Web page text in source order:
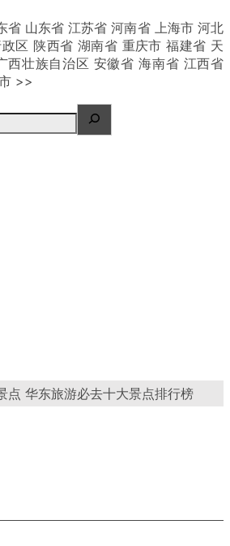
省 山东省 江苏省 河南省 上海市 河北
区 陕西省 湖南省 重庆市 福建省 天
西壮族自治区 安徽省 海南省 江西省
>>
点 华东旅游必去十大景点排行榜